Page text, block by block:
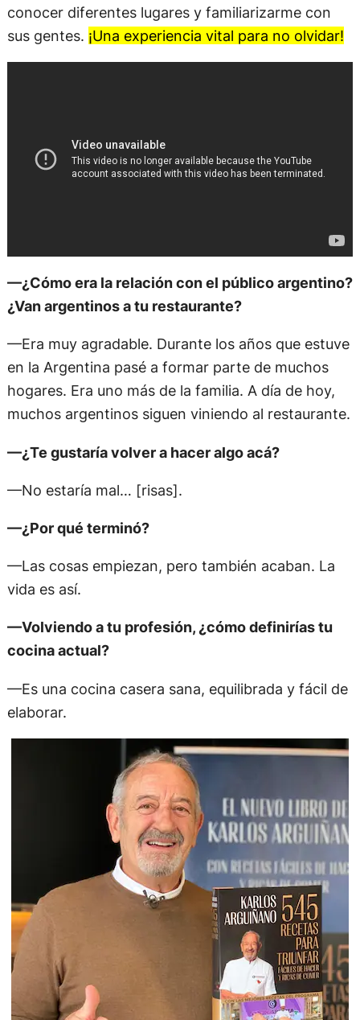
conocer diferentes lugares y familiarizarme con
sus gentes. ¡Una experiencia vital para no olvidar!
—¿Cómo era la relación con el público argentino?
¿Van argentinos a tu restaurante?
—Era muy agradable. Durante los años que estuve
en la Argentina pasé a formar parte de muchos
hogares. Era uno más de la familia. A día de hoy,
muchos argentinos siguen viniendo al restaurante.
—¿Te gustaría volver a hacer algo acá?
—No estaría mal… [risas].
—¿Por qué terminó?
—Las cosas empiezan, pero también acaban. La
vida es así.
—Volviendo a tu profesión, ¿cómo definirías tu
cocina actual?
—Es una cocina casera sana, equilibrada y fácil de
elaborar.